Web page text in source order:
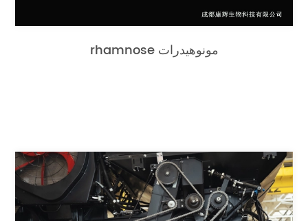
rhamnose مونوهيدرات